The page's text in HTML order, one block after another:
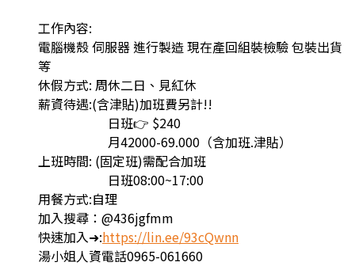
工作內容:
電腦機殼 伺服器 進行製造 現在產回組裝檢驗 包裝出貨
等
休假方式: 周休二日、見紅休
薪資待遇:(含津貼)加班費另計!!
日班👉 $240
月42000-69.000（含加班.津貼）
上班時間: (固定班)需配合加班
日班08:00~17:00
用餐方式:自理
加入搜尋：@436jgfmm
快速加入➜:https://lin.ee/93cQwnn
湯小姐人資電話0965-061660